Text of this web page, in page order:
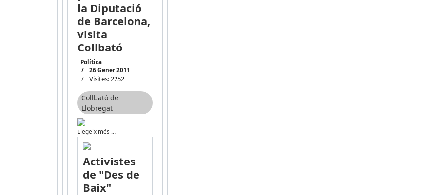
la Diputació
de Barcelona,
visita
Collbató
Política
26 Gener 2011
Visites: 2252
Collbató de
Llobregat
Llegeix més …
Activistes
de "Des de
Baix"